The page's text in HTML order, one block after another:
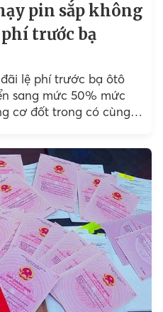
pin sắp không
trước bạ
lệ phí trước bạ ôtô
sang mức 50% mức
cơ đốt trong có cùng